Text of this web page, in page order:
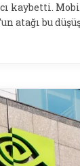
kaybetti.
atağı bu